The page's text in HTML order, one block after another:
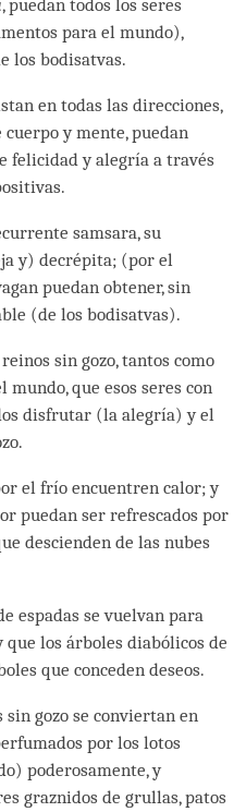
, puedan todos los seres
para el mundo),
los bodisatvas.
en todas las direcciones,
y mente, puedan
felicidad y alegría a través
samsara, su
y) decrépita; (por el
puedan obtener, sin
(de los bodisatvas).
sin gozo, tantos como
que esos seres con
disfrutar (la alegría) y el
el frío encuentren calor; y
puedan ser refrescados por
descienden de las nubes
espadas se vuelvan para
que los árboles diabólicos de
que conceden deseos.
gozo se conviertan en
por los lotos
poderosamente, y
graznidos de grullas, patos